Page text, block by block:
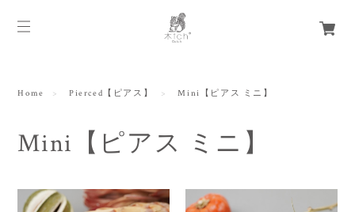
Home Pierced【ピアス】 Mini【ピアス ミニ】
Mini【ピアス ミニ】